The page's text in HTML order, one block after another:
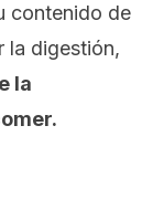
contenido de
la digestión,
la